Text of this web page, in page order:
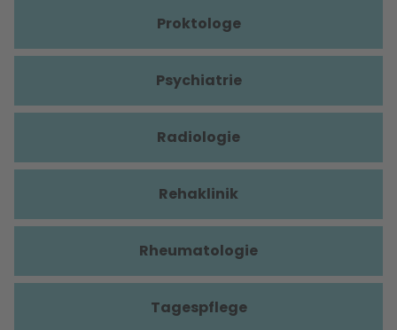
Proktologe
Psychiatrie
Radiologie
Rehaklinik
Rheumatologie
Tagespflege